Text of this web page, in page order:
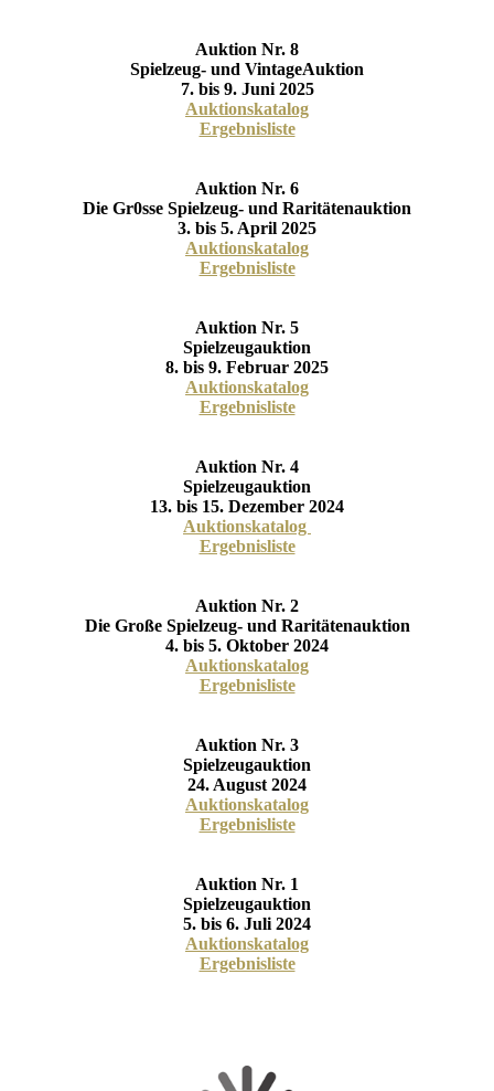
Auktion Nr. 8
Spielzeug- und VintageAuktion
7. bis 9. Juni 2025
Auktionskatalog
Ergebnisliste
Auktion Nr. 6
Die Gr0sse Spielzeug- und Raritätenauktion
3. bis 5. April 2025
Auktionskatalog
Ergebnisliste
Auktion Nr. 5
Spielzeugauktion
8. bis 9. Februar 2025
Auktionskatalog
Ergebnisliste
Auktion Nr. 4
Spielzeugauktion
13. bis 15. Dezember 2024
Auktionskatalog
Ergebnisliste
Auktion Nr. 2
Die Große Spielzeug- und Raritätenauktion
4. bis 5. Oktober 2024
Auktionskatalog
Ergebnisliste
Auktion Nr. 3
Spielzeugauktion
24. August 2024
Auktionskatalog
Ergebnisliste
Auktion Nr. 1
Spielzeugauktion
5. bis 6. Juli 2024
Auktionskatalog
Ergebnisliste